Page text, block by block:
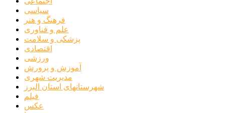
سیاسی
فرهنگ و هنر
علم و فناوری
پزشکی و سلامت
اقتصادی
ورزشی
آموزش و پرورش
مدیریت شهری
شهرستانهای استان البرز
فیلم
عکس